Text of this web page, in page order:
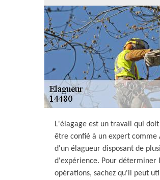
L'élagage est un travail qui
être confié à un expert comme
d'un élagueur disposant de
d'expérience. Pour déterminer
opérations, sachez qu'il peut